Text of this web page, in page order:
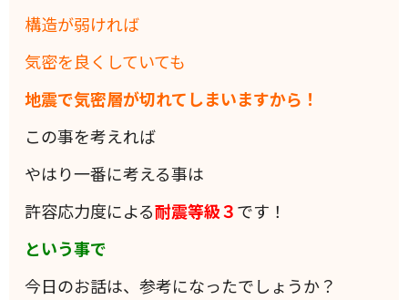
構造が弱ければ
気密を良くしていても
地震で気密層が切れてしまいますから！
この事を考えれば
やはり一番に考える事は
許容応力度による耐震等級３です！
という事で
今日のお話は、参考になったでしょうか？